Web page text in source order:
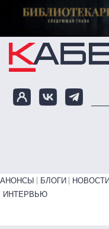
Перейти к основному
Primary links bottom
АНОНСЫ БЛОГИ НОВОСТИ
ИНТЕРВЬЮ